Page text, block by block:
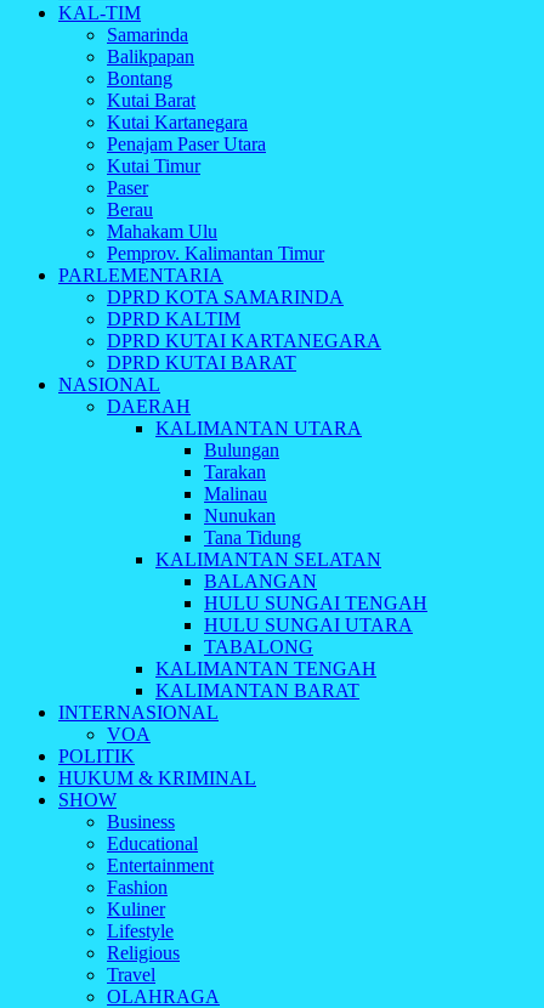
Media Cetak, Online & Streaming
KAL-TIM
Samarinda
Balikpapan
Bontang
Kutai Barat
Kutai Kartanegara
Penajam Paser Utara
Kutai Timur
Paser
Berau
Mahakam Ulu
Pemprov. Kalimantan Timur
PARLEMENTARIA
DPRD KOTA SAMARINDA
DPRD KALTIM
DPRD KUTAI KARTANEGARA
DPRD KUTAI BARAT
NASIONAL
DAERAH
KALIMANTAN UTARA
Bulungan
Tarakan
Malinau
Nunukan
Tana Tidung
KALIMANTAN SELATAN
BALANGAN
HULU SUNGAI TENGAH
HULU SUNGAI UTARA
TABALONG
KALIMANTAN TENGAH
KALIMANTAN BARAT
INTERNASIONAL
VOA
POLITIK
HUKUM & KRIMINAL
SHOW
Business
Educational
Entertainment
Fashion
Kuliner
Lifestyle
Religious
Travel
OLAHRAGA